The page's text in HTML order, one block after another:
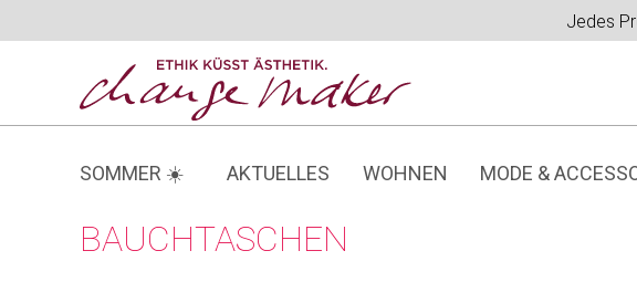
Jedes
SOMMER ☀️ AKTUELLES WOHNEN MODE &
BAUCHTASCHEN